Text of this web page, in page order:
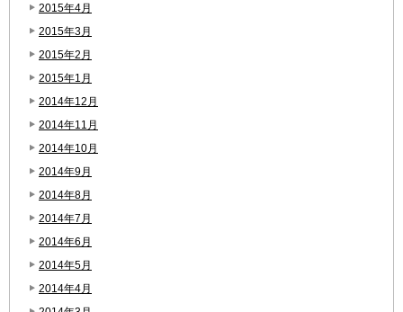
2015年4月
2015年3月
2015年2月
2015年1月
2014年12月
2014年11月
2014年10月
2014年9月
2014年8月
2014年7月
2014年6月
2014年5月
2014年4月